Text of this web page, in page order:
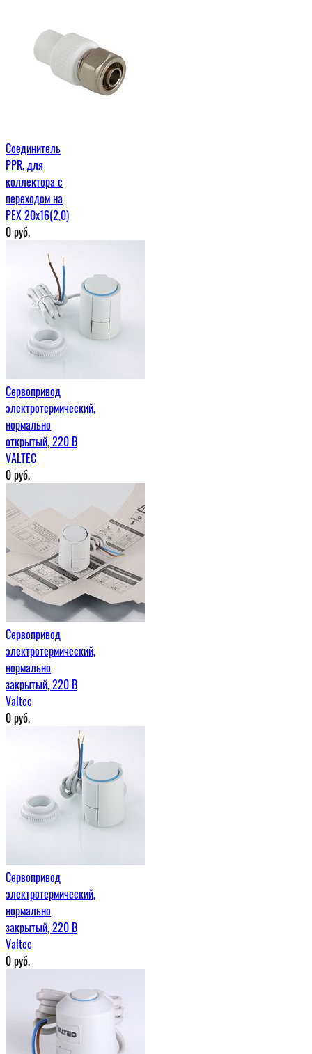
Соединитель
PPR, для
коллектора с
переходом на
РЕХ 20х16(2,0)
0руб.
Сервопривод
электротермический,
нормально
открытый, 220 В
VALTEC
0руб.
Сервопривод
электротермический,
нормально
закрытый, 220 В
Valtec
0руб.
Сервопривод
электротермический,
нормально
закрытый, 220 В
Valtec
0руб.